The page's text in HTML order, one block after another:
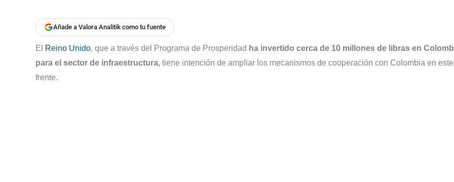
Añade a Valora Analitik como tu fuente
El Reino Unido, que a través del Programa de Prosperidad ha invertido cerca de 10 millones de libras en
para el sector de infraestructura, tiene intención de ampliar los mecanismos de cooperación con Colombia en este
frente.